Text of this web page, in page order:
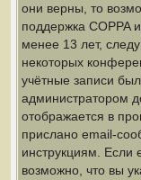
они верны, то
поддержка COPPA
менее 13 лет,
некоторых
учётные записи
администратором
отображается в
прислано email-
инструкциям. Если
возможно, что вы